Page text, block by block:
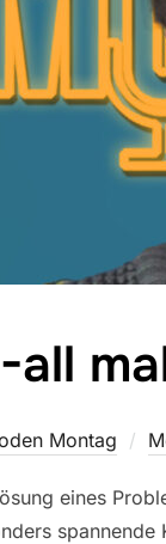
all
Montag
eines